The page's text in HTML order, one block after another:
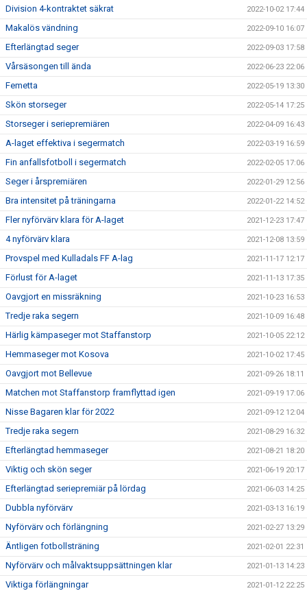
Division 4-kontraktet säkrat 2022-10-02 17:44
Makalös vändning 2022-09-10 16:07
Efterlängtad seger 2022-09-03 17:58
Vårsäsongen till ända 2022-06-23 22:06
Femetta 2022-05-19 13:30
Skön storseger 2022-05-14 17:25
Storseger i seriepremiären 2022-04-09 16:43
A-laget effektiva i segermatch 2022-03-19 16:59
Fin anfallsfotboll i segermatch 2022-02-05 17:06
Seger i årspremiären 2022-01-29 12:56
Bra intensitet på träningarna 2022-01-22 14:52
Fler nyförvärv klara för A-laget 2021-12-23 17:47
4 nyförvärv klara 2021-12-08 13:59
Provspel med Kulladals FF A-lag 2021-11-17 12:17
Förlust för A-laget 2021-11-13 17:35
Oavgjort en missräkning 2021-10-23 16:53
Tredje raka segern 2021-10-09 16:48
Härlig kämpaseger mot Staffanstorp 2021-10-05 22:12
Hemmaseger mot Kosova 2021-10-02 17:45
Oavgjort mot Bellevue 2021-09-26 18:11
Matchen mot Staffanstorp framflyttad igen 2021-09-19 17:06
Nisse Bagaren klar för 2022 2021-09-12 12:04
Tredje raka segern 2021-08-29 16:32
Efterlängtad hemmaseger 2021-08-21 18:20
Viktig och skön seger 2021-06-19 20:17
Efterlängtad seriepremiär på lördag 2021-06-03 14:25
Dubbla nyförvärv 2021-03-13 16:19
Nyförvärv och förlängning 2021-02-27 13:29
Äntligen fotbollsträning 2021-02-01 22:31
Nyförvärv och målvaktsuppsättningen klar 2021-01-13 14:23
Viktiga förlängningar 2021-01-12 22:25